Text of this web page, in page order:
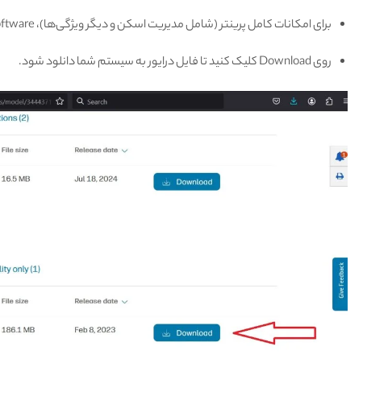
برای امکانات کامل پرینتر (شامل مدیریت اسکن و دیگر ویژگی‌ها)، Full Feature Software را دانلود کنید.
روی Download کلیک کنید تا فایل درایور به سیستم شما دانلود شود.